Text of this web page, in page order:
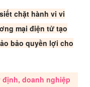
chặt hành vi vi
mại điện tử tạo
bảo quyền lợi cho
doanh nghiệp